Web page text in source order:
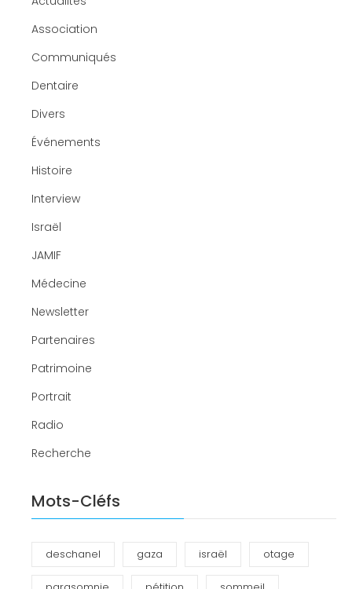
Association
Communiqués
Dentaire
Divers
Événements
Histoire
Interview
Israël
JAMIF
Médecine
Newsletter
Partenaires
Patrimoine
Portrait
Radio
Recherche
Mots-Cléfs
deschanel gaza israël otage